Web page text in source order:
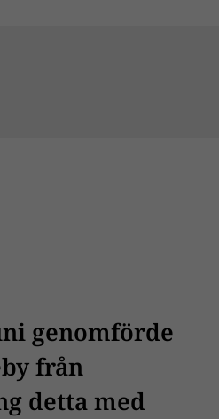
genomförde
från
detta med